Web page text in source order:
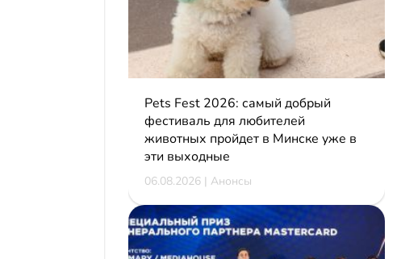
Pets Fest 2026: самый добрый
фестиваль для любителей
животных пройдет в Минске уже в
эти выходные
06.08.2026 | Анонсы